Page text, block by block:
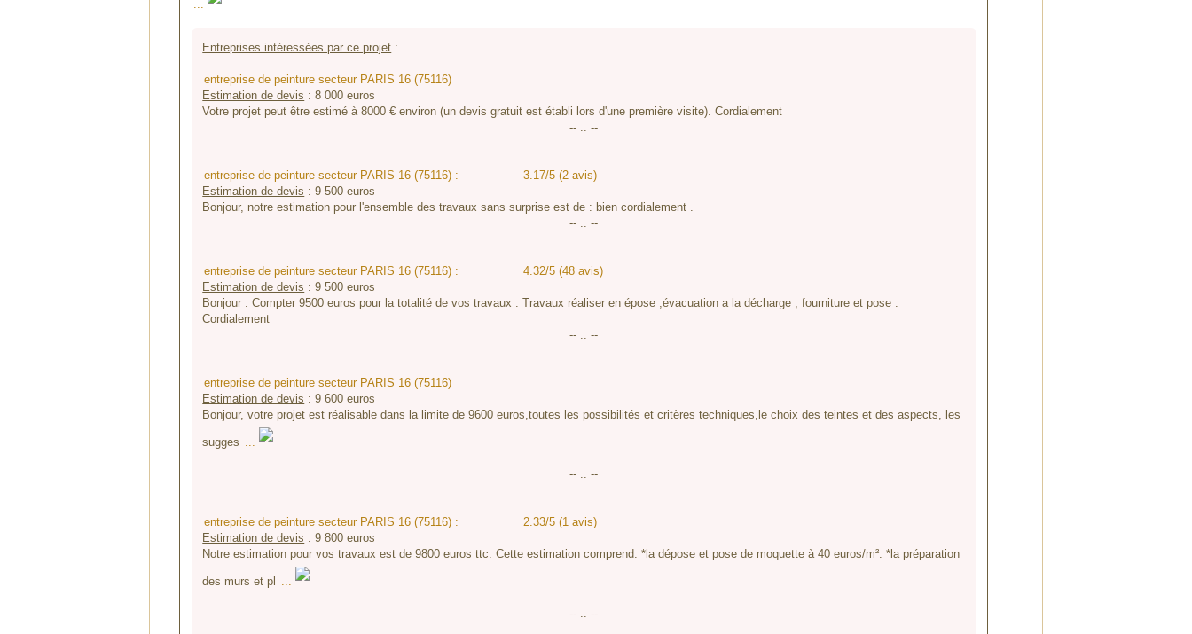
...
Entreprises intéressées par ce projet :
entreprise de peinture secteur PARIS 16 (75116)
Estimation de devis :8 000 euros
Votre projet peut être estimé à 8000 € environ (un devis gratuit est établi lors d'une première visite). Cordialement
-- .. --
entreprise de peinture secteur PARIS 16 (75116) :
3.17/5 (2 avis)
Estimation de devis :9 500 euros
Bonjour, notre estimation pour l'ensemble des travaux sans surprise est de : bien cordialement .
-- .. --
entreprise de peinture secteur PARIS 16 (75116) :
4.32/5 (48 avis)
Estimation de devis :9 500 euros
Bonjour . Compter 9500 euros pour la totalité de vos travaux . Travaux réaliser en épose ,évacuation a la décharge , fourniture et pose .
Cordialement
-- .. --
entreprise de peinture secteur PARIS 16 (75116)
Estimation de devis :9 600 euros
Bonjour, votre projet est réalisable dans la limite de 9600 euros,toutes les possibilités et critères techniques,le choix des teintes et des aspects, les
sugges ...
-- .. --
entreprise de peinture secteur PARIS 16 (75116) :
2.33/5 (1 avis)
Estimation de devis :9 800 euros
Notre estimation pour vos travaux est de 9800 euros ttc. Cette estimation comprend: *la dépose et pose de moquette à 40 euros/m². *la préparation
des murs et pl ...
-- .. --